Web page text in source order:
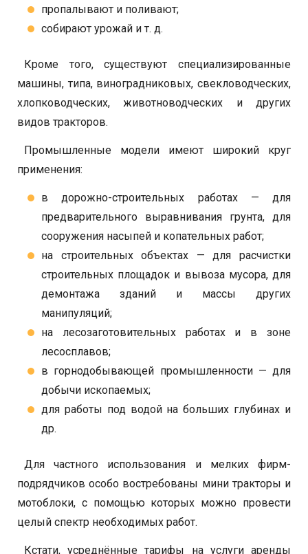
пропалывают и поливают;
собирают урожай и т. д.
Кроме того, существуют специализированные
машины, типа, виноградниковых, свекловодческих,
хлопководческих, животноводческих и других
видов тракторов.
Промышленные модели имеют широкий круг
применения:
в дорожно-строительных работах — для
предварительного выравнивания грунта, для
сооружения насыпей и копательных работ;
на строительных объектах — для расчистки
строительных площадок и вывоза мусора, для
демонтажа зданий и массы других
манипуляций;
на лесозаготовительных работах и в зоне
лесосплавов;
в горнодобывающей промышленности — для
добычи ископаемых;
для работы под водой на больших глубинах и
др.
Для частного использования и мелких фирм-
подрядчиков особо востребованы мини тракторы и
мотоблоки, с помощью которых можно провести
целый спектр необходимых работ.
Кстати, усреднённые тарифы на услуги аренды